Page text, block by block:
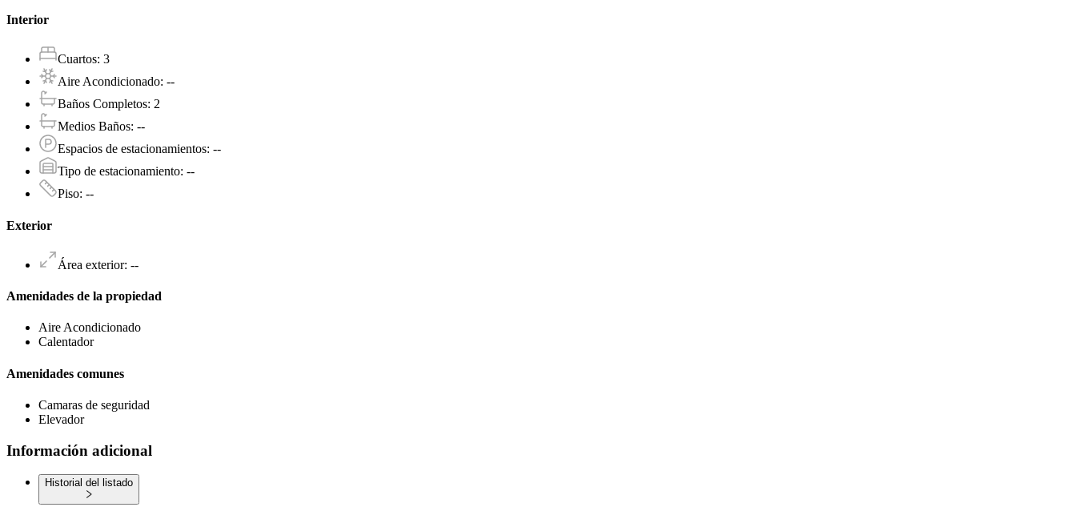
Interior
Cuartos: 3
Aire Acondicionado: --
Baños Completos: 2
Medios Baños: --
Espacios de estacionamientos: --
Tipo de estacionamiento: --
Piso: --
Exterior
Área exterior: --
Amenidades de la propiedad
Aire Acondicionado
Calentador
Amenidades comunes
Camaras de seguridad
Elevador
Información adicional
Historial del listado